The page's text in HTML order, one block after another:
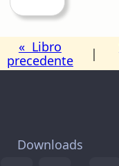
« Libro
precedente
|
Downloads